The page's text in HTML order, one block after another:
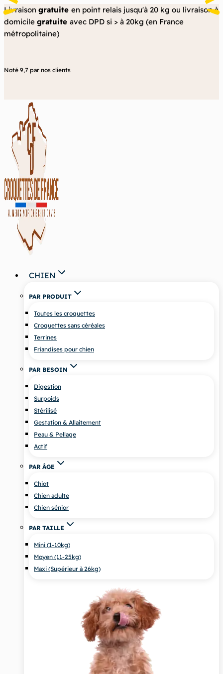
Aller
au
contenu
Livraison gratuite en point relais jusqu'à 20 kg ou livraison à
domicile gratuite avec DPD si > à 20kg (en France
métropolitaine)
Noté 9,7 par nos clients
CHIEN
PAR PRODUIT
Toutes les croquettes
Croquettes sans céréales
Terrines
Friandises pour chien
PAR BESOIN
Digestion
Surpoids
Stérilisé
Gestation & Allaitement
Peau & Pellage
Actif
PAR ÂGE
Chiot
Chien adulte
Chien sénior
PAR TAILLE
Mini (1-10kg)
Moyen (11-25kg)
Maxi (Supérieur à 26kg)